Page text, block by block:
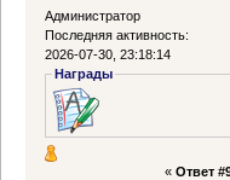
Администратор
Последняя активность:
2026-07-30, 23:18:14
Награды
« Ответ